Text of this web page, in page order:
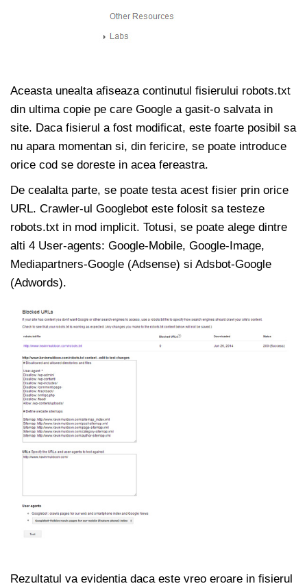
Aceasta unealta afiseaza continutul fisierului robots.txt
din ultima copie pe care Google a gasit-o salvata in
site. Daca fisierul a fost modificat, este foarte posibil sa
nu apara momentan si, din fericire, se poate introduce
orice cod se doreste in acea fereastra.
De cealalta parte, se poate testa acest fisier prin orice
URL. Crawler-ul Googlebot este folosit sa testeze
robots.txt in mod implicit. Totusi, se poate alege dintre
alti 4 User-agents: Google-Mobile, Google-Image,
Mediapartners-Google (Adsense) si Adsbot-Google
(Adwords).
Rezultatul va evidentia daca este vreo eroare in fisierul